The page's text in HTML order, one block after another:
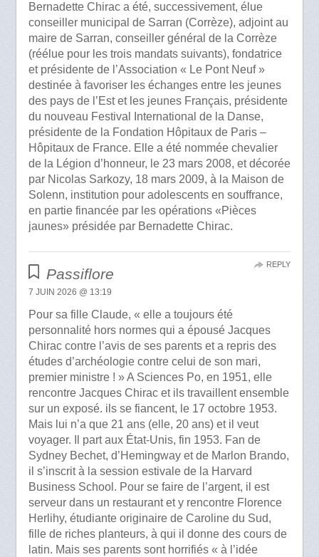
Bernadette Chirac a été, successivement, élue
conseiller municipal de Sarran (Corrèze), adjoint au
maire de Sarran, conseiller général de la Corrèze
(réélue pour les trois mandats suivants), fondatrice
et présidente de l’Association « Le Pont Neuf »
destinée à favoriser les échanges entre les jeunes
des pays de l’Est et les jeunes Français, présidente
du nouveau Festival International de la Danse,
présidente de la Fondation Hôpitaux de Paris –
Hôpitaux de France. Elle a été nommée chevalier
de la Légion d’honneur, le 23 mars 2008, et décorée
par Nicolas Sarkozy, 18 mars 2009, à la Maison de
Solenn, institution pour adolescents en souffrance,
en partie financée par les opérations «Pièces
jaunes» présidée par Bernadette Chirac.
Passiflore
7 JUIN 2026 @ 13:19
Pour sa fille Claude, « elle a toujours été
personnalité hors normes qui a épousé Jacques
Chirac contre l’avis de ses parents et a repris des
études d’archéologie contre celui de son mari,
premier ministre ! » A Sciences Po, en 1951, elle
rencontre Jacques Chirac et ils travaillent ensemble
sur un exposé. ils se fiancent, le 17 octobre 1953.
Mais lui n’a que 21 ans (elle, 20 ans) et il veut
voyager. Il part aux État-Unis, fin 1953. Fan de
Sydney Bechet, d’Hemingway et de Marlon Brando,
il s’inscrit à la session estivale de la Harvard
Business School. Pour se faire de l’argent, il est
serveur dans un restaurant et y rencontre Florence
Herlihy, étudiante originaire de Caroline du Sud,
fille de riches planteurs, à qui il donne des cours de
latin. Mais ses parents sont horrifiés « à l’idée
REPLY